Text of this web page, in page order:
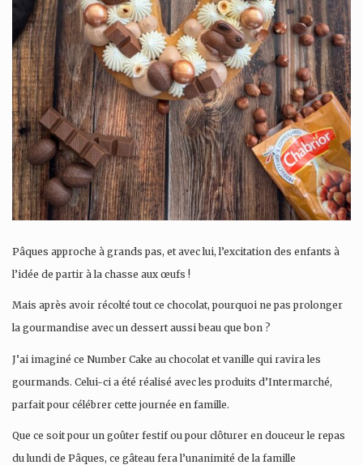
Pâques approche à grands pas, et avec lui, l’excitation des enfants à
l’idée de partir à la chasse aux œufs !
Mais après avoir récolté tout ce chocolat, pourquoi ne pas prolonger
la gourmandise avec un dessert aussi beau que bon ?
J’ai imaginé ce Number Cake au chocolat et vanille qui ravira les
gourmands. Celui-ci a été réalisé avec les produits d’Intermarché,
parfait pour célébrer cette journée en famille.
Que ce soit pour un goûter festif ou pour clôturer en douceur le repas
du lundi de Pâques, ce gâteau fera l’unanimité de la famille